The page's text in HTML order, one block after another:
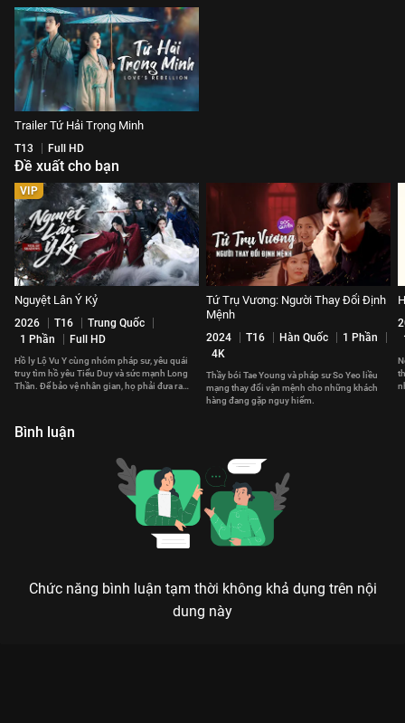
Trailer Tứ Hải Trọng Minh
T13 Full HD
Đề xuất cho bạn
VIP
Nguyệt Lân Ỷ Kỷ
2026 T16
Trung Quốc
1 Phần
Full HD
Hồ ly Lộ Vu Y cùng nhóm pháp sư, yêu quái
truy tìm hồ yêu Tiểu Duy và sức mạnh Long
Thần. Để bảo vệ nhân gian, họ phải đưa ra
Tứ Trụ Vương: Người Thay Đổi Định
Mệnh
2024 T16 Hàn Quốc
1 Phần
4K
Thầy bói Tae Young và pháp sư So Yeo liều
mạng thay đổi vận mệnh cho những khách
hàng đang gặp nguy hiểm.
Bình luận
Chức năng bình luận tạm thời không khả dụng trên nội
dung này